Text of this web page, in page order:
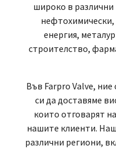
широко в
нефтохимически,
енергия,
строителство,
Във Farpro Valve, ние
си да доставяме
които отговарят
нашите клиенти.
различни региони,